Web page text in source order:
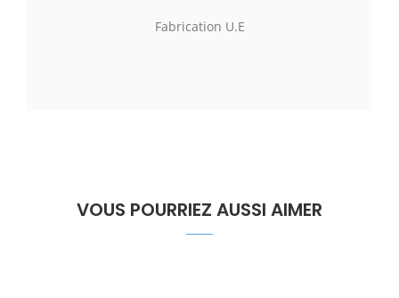
Fabrication U.E
VOUS POURRIEZ AUSSI AIMER